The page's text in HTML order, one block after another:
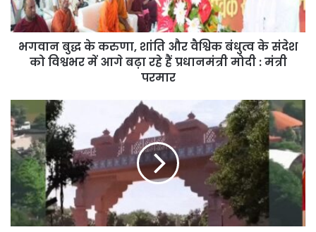
बंधुत्व
के
संदेश
आगे
बढ़ा
रहे
हैं
प्रधानमंत्री
मोदी
:
मंत्री
परमार
भगवान बुद्ध के करुणा, शांति और वैश्विक बंधुत्व के संदेश
को विश्वभर में आगे बढ़ा रहे हैं प्रधानमंत्री मोदी : मंत्री
परमार
खजराना
गणेश
मंदिर
का
भव्य
मास्टर
प्लान:
गर्भगृह
के